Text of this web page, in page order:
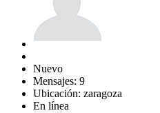
Nuevo
Mensajes: 9
Ubicación: zaragoza
En línea